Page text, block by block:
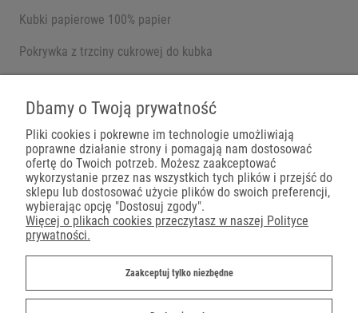
Kubki papierowe 100% papier
Pokrywka z trzciny cukrowej do kubka
Płatności
Dostawa
Dbamy o Twoją prywatność
Pliki cookies i pokrewne im technologie umożliwiają
poprawne działanie strony i pomagają nam dostosować
ofertę do Twoich potrzeb. Możesz zaakceptować
wykorzystanie przez nas wszystkich tych plików i przejść do
sklepu lub dostosować użycie plików do swoich preferencji,
wybierając opcję "Dostosuj zgody".
Więcej o plikach cookies przeczytasz w naszej Polityce
prywatności.
Zaakceptuj tylko niezbędne